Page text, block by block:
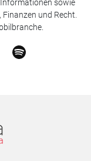
sowie
Finanzen und Recht.